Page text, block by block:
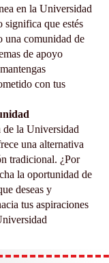
en la Universidad
significa que estés
una comunidad de
de apoyo
con tus
de la Universidad
una alternativa
tradicional. ¿Por
la oportunidad de
deseas y
tus aspiraciones